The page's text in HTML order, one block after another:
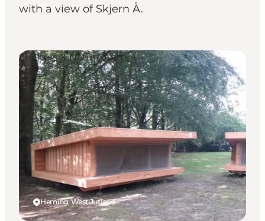
with a view of Skjern Å.
Herning, West Jutland
Shelters & Nature Camps